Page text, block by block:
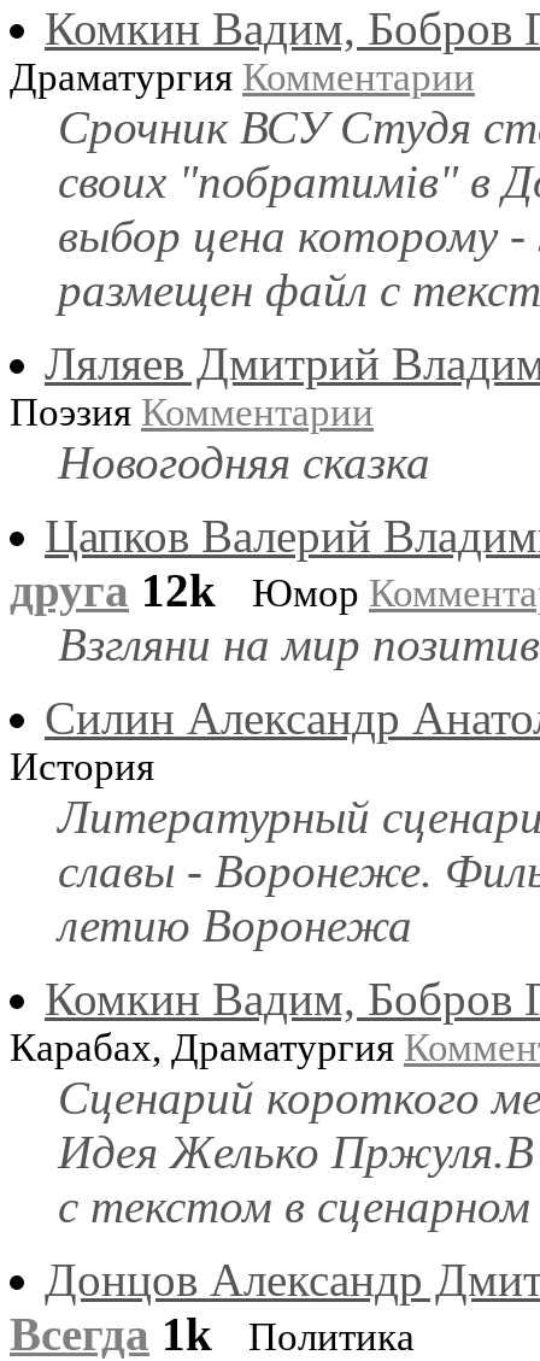
Комкин Вадим, Бобров
Драматургия Комментарии
Срочник ВСУ Студя
своих "побратимiв" в
выбор цена которому
размещен файл с
Ляляев Дмитрий
Поэзия Комментарии
Новогодняя сказка
Цапков Валерий
друга 12k Юмор
Взгляни на мир
Силин Александр
История
Литературный
славы - Воронеже.
летию Воронежа
Комкин Вадим, Бобров
Карабах, Драматургия
Сценарий короткого
Идея Желько
с текстом в
Донцов Александр
Всегда 1k Политика